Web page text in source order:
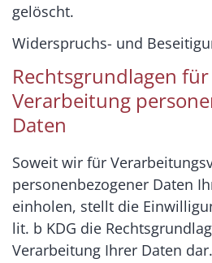
gelöscht.
Widerspruchs- und
Rechtsgrundlagen
Verarbeitung
Daten
Soweit wir für
personenbezogener Daten
einholen, stellt die
lit. b KDG die
Verarbeitung Ihrer Daten dar.